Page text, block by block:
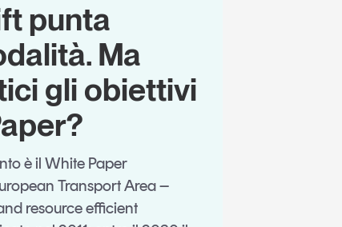
punta
Ma
gli obiettivi
è il White Paper
Transport Area –
resource efficient